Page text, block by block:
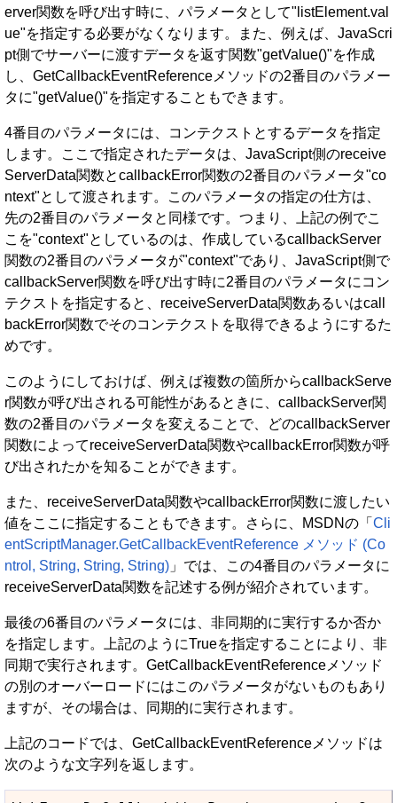
erver関数を呼び出す時に、パラメータとして"listElement.val
ue"を指定する必要がなくなります。また、例えば、JavaScri
pt側でサーバーに渡すデータを返す関数"getValue()"を作成
し、GetCallbackEventReferenceメソッドの2番目のパラメー
タに"getValue()"を指定することもできます。
4番目のパラメータには、コンテクストとするデータを指定
します。ここで指定されたデータは、JavaScript側のreceive
ServerData関数とcallbackError関数の2番目のパラメータ"co
ntext"として渡されます。このパラメータの指定の仕方は、
先の2番目のパラメータと同様です。つまり、上記の例でこ
こを"context"としているのは、作成しているcallbackServer
関数の2番目のパラメータが"context"であり、JavaScript側で
callbackServer関数を呼び出す時に2番目のパラメータにコン
テクストを指定すると、receiveServerData関数あるいはcall
backError関数でそのコンテクストを取得できるようにするた
めです。
このようにしておけば、例えば複数の箇所からcallbackServe
r関数が呼び出される可能性があるときに、callbackServer関
数の2番目のパラメータを変えることで、どのcallbackServer
関数によってreceiveServerData関数やcallbackError関数が呼
び出されたかを知ることができます。
また、receiveServerData関数やcallbackError関数に渡したい
値をここに指定することもできます。さらに、MSDNの「 Cli
entScriptManager.GetCallbackEventReference メソッド (Co
ntrol, String, String, String) 」では、この4番目のパラメータに
receiveServerData関数を記述する例が紹介されています。
最後の6番目のパラメータには、非同期的に実行するか否か
を指定します。上記のようにTrueを指定することにより、非
同期で実行されます。GetCallbackEventReferenceメソッド
の別のオーバーロードにはこのパラメータがないものもあり
ますが、その場合は、同期的に実行されます。
上記のコードでは、GetCallbackEventReferenceメソッドは
次のような文字列を返します。